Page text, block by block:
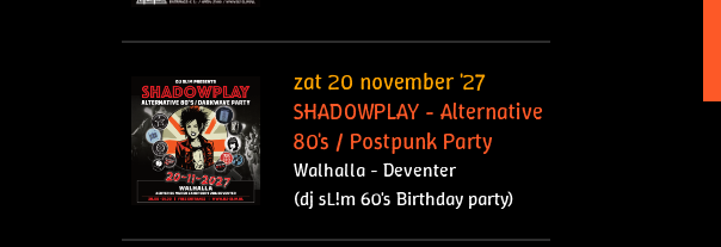
zat 20 november '27
SHADOWPLAY - Alternative
80's / Postpunk Party
Walhalla - Deventer
(dj sL!m 60's Birthday party)